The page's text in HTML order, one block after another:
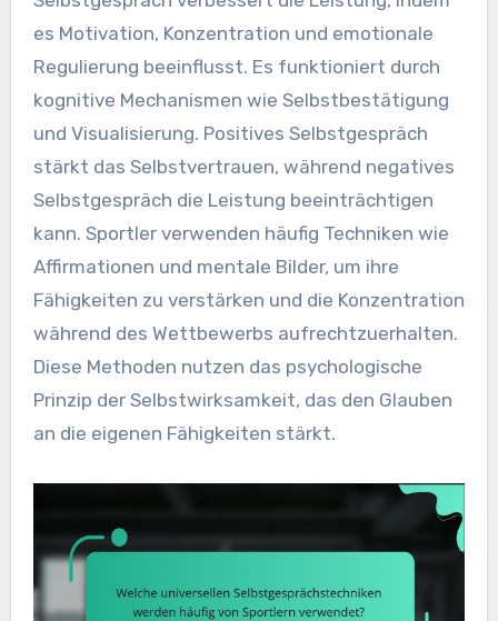
es Motivation, Konzentration und emotionale
Regulierung beeinflusst. Es funktioniert durch
kognitive Mechanismen wie Selbstbestätigung
und Visualisierung. Positives Selbstgespräch
stärkt das Selbstvertrauen, während negatives
Selbstgespräch die Leistung beeinträchtigen
kann. Sportler verwenden häufig Techniken wie
Affirmationen und mentale Bilder, um ihre
Fähigkeiten zu verstärken und die Konzentration
während des Wettbewerbs aufrechtzuerhalten.
Diese Methoden nutzen das psychologische
Prinzip der Selbstwirksamkeit, das den Glauben
an die eigenen Fähigkeiten stärkt.